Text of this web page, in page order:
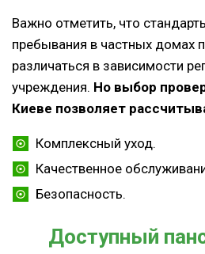
Важно отметить, что
пребывания в частных домах
различаться в зависимости
учреждения. Но выбор
Киеве позволяет
Комплексный уход.
Качественное
Безопасность.
Доступный